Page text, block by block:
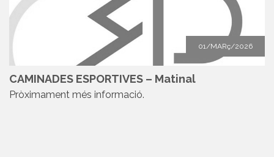
01/MARç/2026
CAMINADES ESPORTIVES – Matinal
Pròximament més informació.